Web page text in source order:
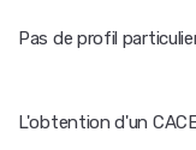
Pas de profil
L'obtention d'un